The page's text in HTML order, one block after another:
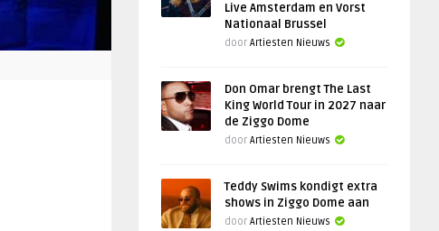
Live Amsterdam en Vorst
Nationaal Brussel
door Artiesten Nieuws
Don Omar brengt The Last
King World Tour in 2027 naar
de Ziggo Dome
door Artiesten Nieuws
Teddy Swims kondigt extra
shows in Ziggo Dome aan
door Artiesten Nieuws